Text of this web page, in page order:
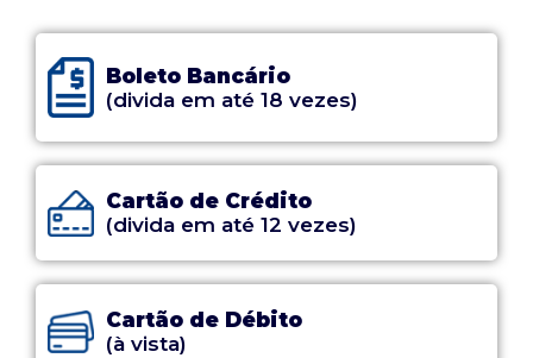
Boleto Bancário
(divida em até 18 vezes)
Cartão de Crédito
(divida em até 12 vezes)
Cartão de Débito
(à vista)